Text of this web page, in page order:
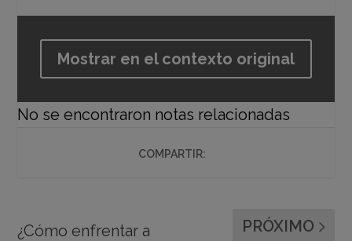
Mostrar en el contexto original
No se encontraron notas relacionadas
COMPARTIR:
¿Cómo enfrentar a
PRÓXIMO